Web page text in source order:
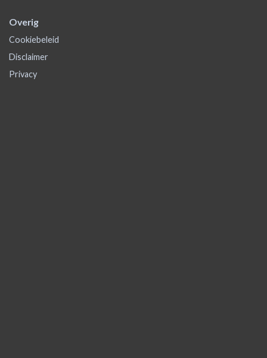
Overig
Cookiebeleid
Disclaimer
Privacy